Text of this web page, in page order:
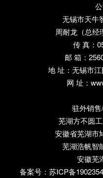
无锡市天牛
周耐龙（总经
传 真：
邮 箱：
地 址：无锡市
网 址：
驻外销
芜湖方不圆
安徽省芜湖市
芜湖浩帆智
安徽芜
备案号： 苏ICP备